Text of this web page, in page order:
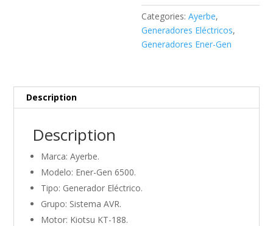
Categories:Ayerbe,
Generadores Eléctricos,
Generadores Ener-Gen
Description
Description
Marca: Ayerbe.
Modelo: Ener-Gen 6500.
Tipo: Generador Eléctrico.
Grupo: Sistema AVR.
Motor: Kiotsu KT-188.